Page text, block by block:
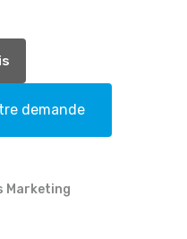
demande
Marketing